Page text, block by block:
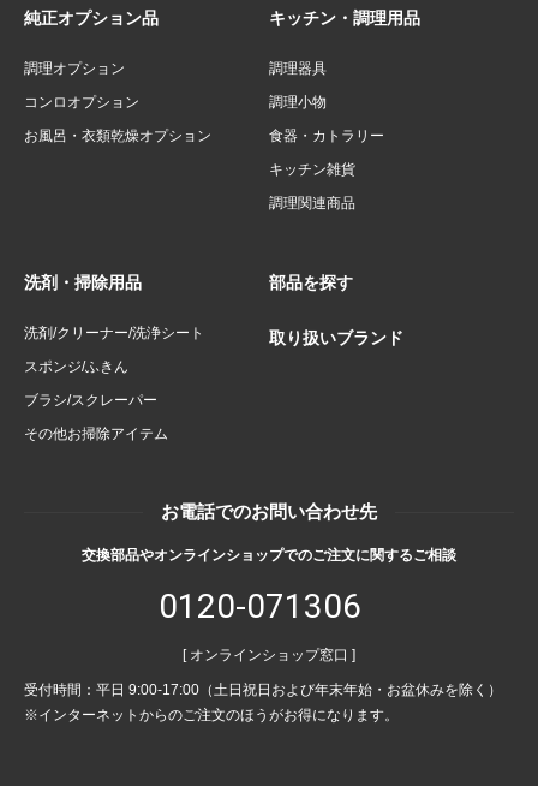
純正オプション品
調理オプション
コンロオプション
お風呂・衣類乾燥オプション
キッチン・調理用品
調理器具
調理小物
食器・カトラリー
キッチン雑貨
調理関連商品
洗剤・掃除用品
洗剤/クリーナー/洗浄シート
スポンジ/ふきん
ブラシ/スクレーパー
その他お掃除アイテム
部品を探す
取り扱いブランド
お電話でのお問い合わせ先
交換部品やオンラインショップでのご注文に関するご相談
0120-071306
[ オンラインショップ窓口 ]
受付時間：平日 9:00-17:00（土日祝日および年末年始・お盆休みを除く）
※インターネットからのご注文のほうがお得になります。